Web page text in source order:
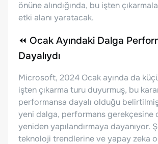
önüne alındığında, bu işten
etki alanı yaratacak.
⏪ Ocak Ayındaki Dalga
Dayalıydı
Microsoft, 2024 Ocak ayında da
işten çıkarma turu duyurmuş, bu
performansa dayalı olduğu
yeni dalga, performans gerekçesine
yeniden yapılandırmaya dayanıyor.
teknoloji trendlerine ve yapay zeka